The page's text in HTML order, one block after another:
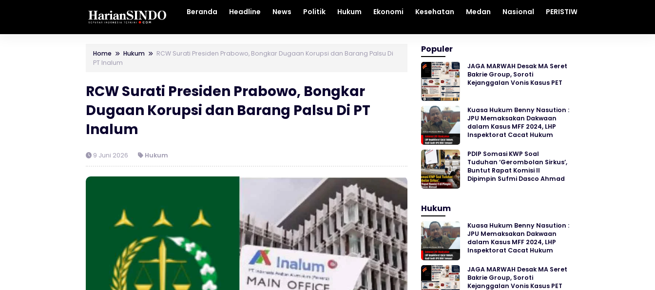
Beranda Headline News Politik Hukum Ekonomi Kesehatan Medan Nasional PERISTIWA
Home Hukum
RCW Surati Presiden Prabowo, Bongkar Dugaan Korupsi dan Barang Palsu Di
PT Inalum
RCW Surati Presiden Prabowo, Bongkar
Dugaan Korupsi dan Barang Palsu Di PT
Inalum
9 Juni 2026 Hukum
Populer
JAGA MARWAH Desak MA Seret
Bakrie Group, Soroti
Kejanggalan Vonis Kasus PET
Kuasa Hukum Benny Nasution :
JPU Memaksakan Dakwaan
dalam Kasus MFF 2024, LHP
Inspektorat Cacat Hukum
PDIP Somasi KWP Soal
Tuduhan ‘Gerombolan Sirkus’,
Buntut Rapat Komisi II
Dipimpin Sufmi Dasco Ahmad
Hukum
Kuasa Hukum Benny Nasution :
JPU Memaksakan Dakwaan
dalam Kasus MFF 2024, LHP
Inspektorat Cacat Hukum
JAGA MARWAH Desak MA Seret
Bakrie Group, Soroti
Kejanggalan Vonis Kasus PET